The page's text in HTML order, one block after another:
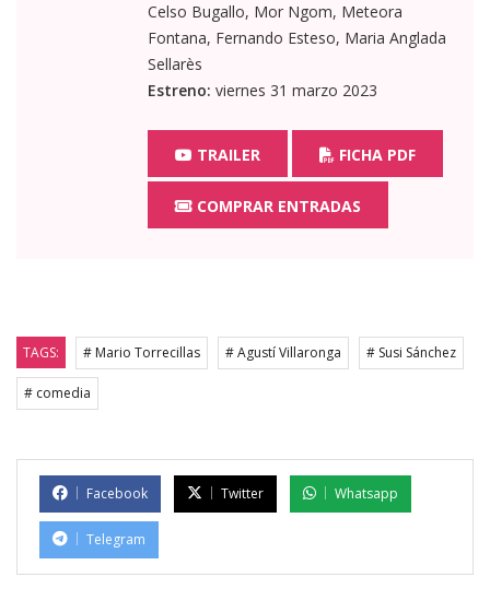
Celso Bugallo, Mor Ngom, Meteora
Fontana, Fernando Esteso, Maria Anglada
Sellarès
Estreno: viernes 31 marzo 2023
TRAILER FICHA PDF
COMPRAR ENTRADAS
TAGS: # Mario Torrecillas # Agustí Villaronga # Susi Sánchez
# comedia
Facebook Twitter Whatsapp
Telegram